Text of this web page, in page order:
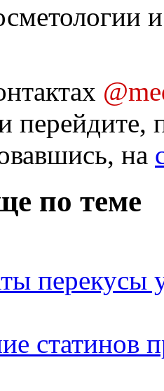
перейдите,
на
по теме
перекусы
статинов